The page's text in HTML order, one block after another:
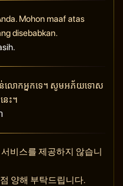
Mohon maaf atas
disebabkan.
ន់លោកអ្នកទេ។ សូមអភ័យទោស
េះ។
비스를 제공하지 않습니
양해 부탁드립니다.